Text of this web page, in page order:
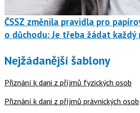
ČSSZ změnila pravidla pro
o důchodu: Je třeba žádat každý
Nejžádanější šablony
Přiznání k dani z příjmů fyzických osob
Přiznání k dani z příjmů právnických osob